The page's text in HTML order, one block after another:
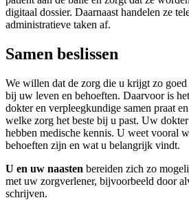
digitaal dossier. Daarnaast handelen ze
administratieve taken af.
Samen beslissen
We willen dat de zorg die u krijgt zo
bij uw leven en behoeften. Daarvoor is
dokter en verpleegkundige samen praat
welke zorg het beste bij u past. Uw
hebben medische kennis. U weet vooral
behoeften zijn en wat u belangrijk vindt.
U en uw naasten bereiden zich zo
met uw zorgverlener, bijvoorbeeld door
schrijven.